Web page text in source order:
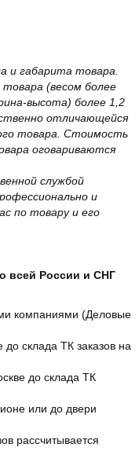
и габарита товара.
(весом более
высота) более 1,2
отличающейся
товара. Стоимость
оговариваются
службой
и
по товару и его
всей России и СНГ
компаниями (Деловые
склада ТК заказов на
до склада ТК
или до двери
рассчитывается